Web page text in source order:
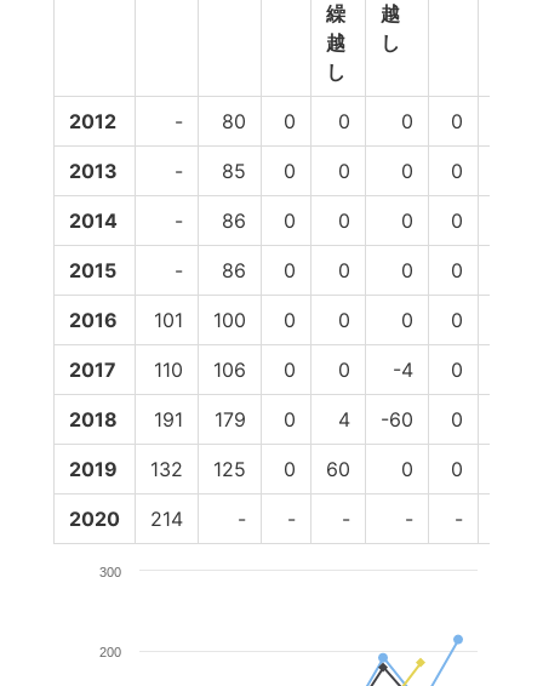
繰
越
し
越
し
2012 - 80 0 0 0 0
2013 - 85 0 0 0 0
2014 - 86 0 0 0 0
2015 - 86 0 0 0 0
2016 101 100 0 0 0 0
2017 110 106 0 0 -4 0
2018 191 179 0 4 -60 0
2019 132 125 0 60 0 0
2020 214 - - - - -
200
300